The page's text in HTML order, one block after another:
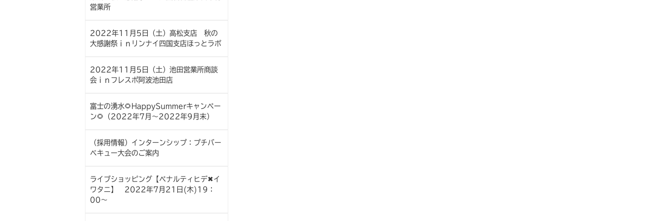
営業所
2022年11月5日（土）高松支店 秋の
大感謝祭ｉｎリンナイ四国支店ほっとラボ
2022年11月5日（土）池田営業所商談
会ｉｎフレスポ阿波池田店
富士の湧水🌻HappySummerキャンペー
ン🌻（2022年7月～2022年9月末）
（採用情報）インターンシップ：プチバー
ベキュー大会のご案内
ライブショッピング【ペナルティヒデ✖イ
ワタニ】 2022年7月21日(木)19：
00～